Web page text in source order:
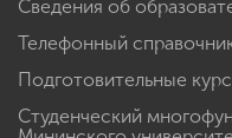
Сведения об
Телефонный
Подготовительные
Студенческий